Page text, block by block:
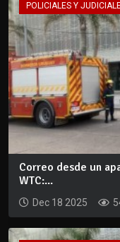
POLICIALES Y
Correo desde un
WTC:...
Dec 18 2025